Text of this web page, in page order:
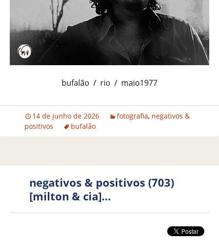
bufalão / rio / maio1977
14 de junho de 2026 fotografia, negativos &
positivos
bufalão
negativos & positivos (703)
[milton & cia]…